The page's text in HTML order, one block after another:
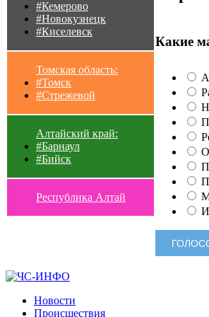
#Кемерово
#Новокузнецк
#Киселевск
Томская область:
#Томск
#Стрежевой
Алтайский край:
#Барнаул
#Бийск
Республика Алтай
Какие
Новости
Происшествия